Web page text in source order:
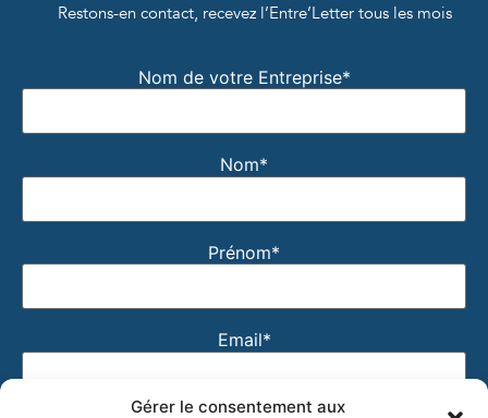
Gérer le consentement aux
Restons-en contact, recevez l’Entre’Letter tous les mois
Nom de votre Entreprise*
Nom*
Prénom*
Email*